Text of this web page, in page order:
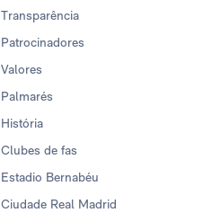
Transparência
Patrocinadores
Valores
Palmarés
História
Clubes de fas
Estadio Bernabéu
Ciudade Real Madrid